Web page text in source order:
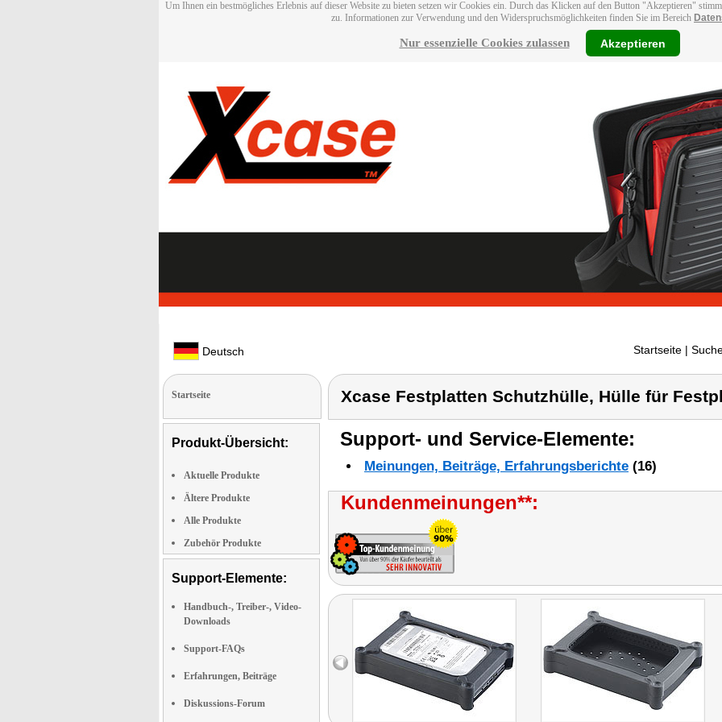
Um Ihnen ein bestmögliches Erlebnis auf dieser Website zu bieten setzen wir Cookies ein. Durch das Klicken auf den Button "Akzeptieren"
zu. Informationen zur Verwendung und den Widerspruchsmöglichkeiten finden Sie im Bereich
Nur essenzielle Cookies zulassen Akzeptieren
Deutsch Startseite |
Startseite
Produkt-Übersicht:
Aktuelle Produkte
Ältere Produkte
Alle Produkte
Zubehör Produkte
Support-Elemente:
Handbuch-, Treiber-, Video-
Downloads
Support-FAQs
Erfahrungen, Beiträge
Diskussions-Forum
Xcase Festplatten Schutzhülle, Hülle für
Support- und Service-Elemente:
Meinungen, Beiträge, Erfahrungsberichte (16)
Kundenmeinungen**: